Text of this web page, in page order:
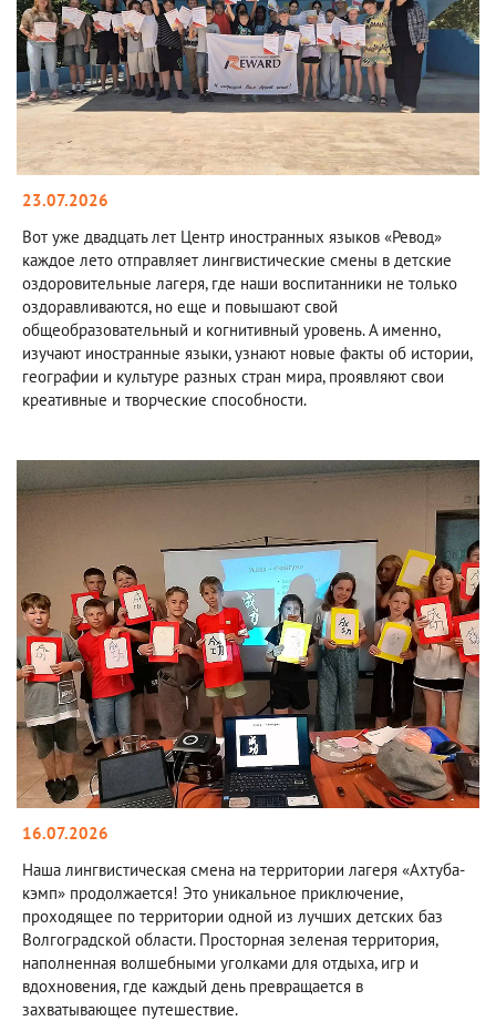
23.07.2026
Вот уже двадцать лет Центр иностранных языков «Ревод»
каждое лето отправляет лингвистические смены в детские
оздоровительные лагеря, где наши воспитанники не только
оздоравливаются, но еще и повышают свой
общеобразовательный и когнитивный уровень. А именно,
изучают иностранные языки, узнают новые факты об истории,
географии и культуре разных стран мира, проявляют свои
креативные и творческие способности.
16.07.2026
Наша лингвистическая смена на территории лагеря «Ахтуба-
кэмп» продолжается! Это уникальное приключение,
проходящее по территории одной из лучших детских баз
Волгоградской области. Просторная зеленая территория,
наполненная волшебными уголками для отдыха, игр и
вдохновения, где каждый день превращается в
захватывающее путешествие.